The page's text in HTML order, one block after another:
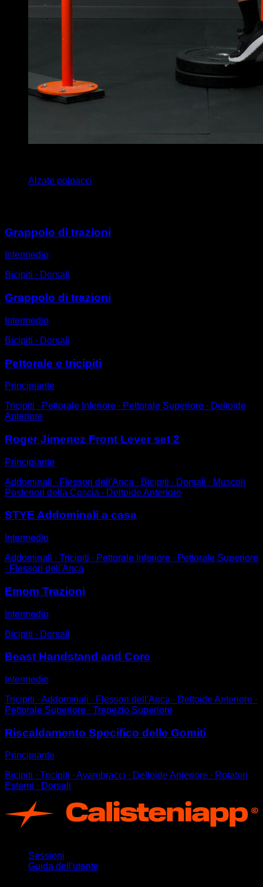
Alzate polpacci
Grappolo di trazioni
Intermedio
Bicipiti ∙ Dorsali
Grappolo di trazioni
Intermedio
Bicipiti ∙ Dorsali
Pettorale e tricipiti
Principiante
Tricipiti ∙ Pettorale Inferiore ∙ Pettorale Superiore ∙ Deltoide
Anteriore
Roger Jimenez Front Lever set 2
Principiante
Addominali ∙ Flessori dell'Anca ∙ Bicipiti ∙ Dorsali ∙ Muscoli
Posteriori della Coscia ∙ Deltoide Anteriore
STYE Addominali a casa
Intermedio
Addominali ∙ Tricipiti ∙ Pettorale Inferiore ∙ Pettorale Superiore
∙ Flessori dell'Anca
Emom Trazioni
Intermedio
Bicipiti ∙ Dorsali
Beast Handstand and Core
Intermedio
Tricipiti ∙ Addominali ∙ Flessori dell'Anca ∙ Deltoide Anteriore ∙
Pettorale Superiore ∙ Trapezio Superiore
Riscaldamento Specifico delle Gomiti
Principiante
Bicipiti ∙ Tricipiti ∙ Avambracci ∙ Deltoide Anteriore ∙ Rotatori
Esterni ∙ Dorsali
Sessioni
Guida dell'utente